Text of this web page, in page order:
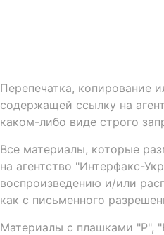
Перепечатка, копирование
содержащей ссылку на
каком-либо виде строго
Все материалы, которые
на агентство "Интерфакс-
воспроизведению и/или
как с письменного
Материалы с плашками "Р",